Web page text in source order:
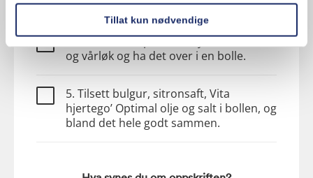
Tillat kun nødvendige
væsken.
4. Finhakk bladpersille, mynte, tomater
og vårløk og ha det over i en bolle.
5. Tilsett bulgur, sitronsaft, Vita
hjertego’ Optimal olje og salt i bollen, og
bland det hele godt sammen.